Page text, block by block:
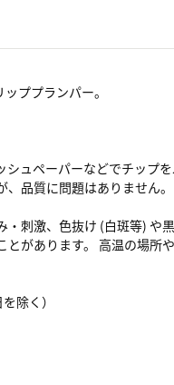
ププランパー。
ュペーパーなどでチップ
品質に問題はありません。
刺激、色抜け (白斑等) や
があります。 高温の場所
除く）